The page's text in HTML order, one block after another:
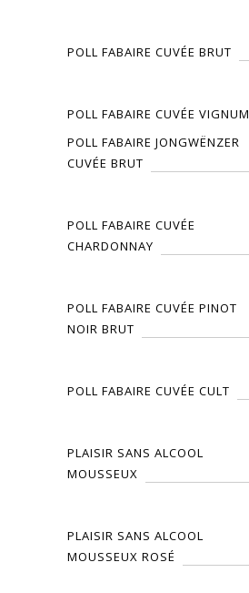
POLL FABAIRE CUVÉE BRUT
POLL FABAIRE CUVÉE VIGNUM
POLL FABAIRE JONGWËNZER
CUVÉE BRUT
POLL FABAIRE CUVÉE
CHARDONNAY
POLL FABAIRE CUVÉE PINOT
NOIR BRUT
POLL FABAIRE CUVÉE CULT
PLAISIR SANS ALCOOL
MOUSSEUX
PLAISIR SANS ALCOOL
MOUSSEUX ROSÉ